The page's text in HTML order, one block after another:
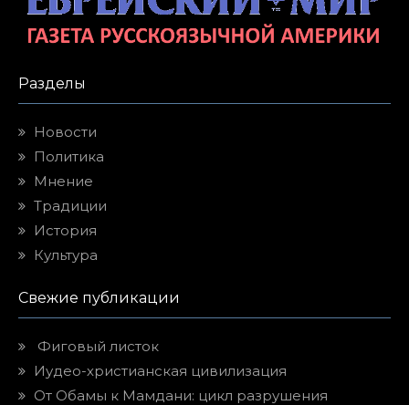
Разделы
Новости
Политика
Мнение
Традиции
История
Культура
Свежие публикации
Фиговый листок
Иудео-христианская цивилизация
От Обамы к Мамдани: цикл разрушения